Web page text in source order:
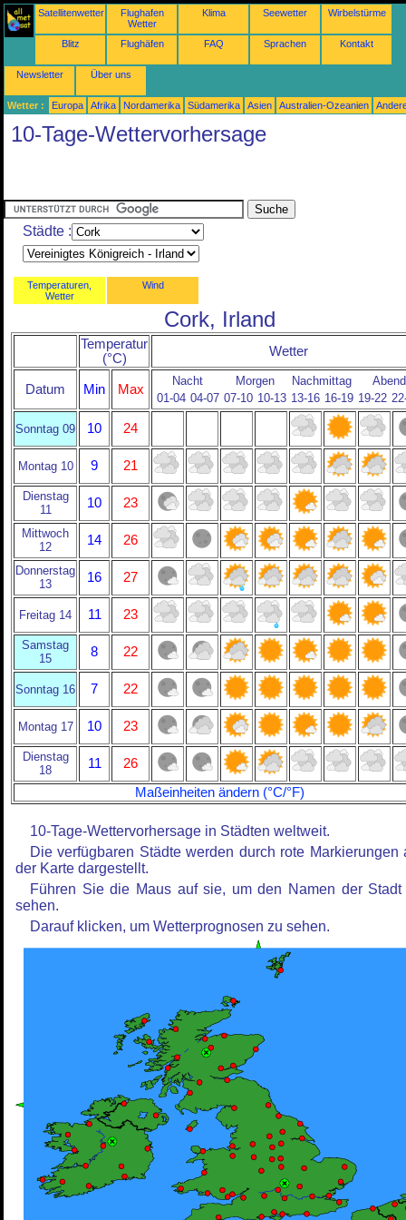
Satellitenwetter
Flughafen
Wetter
Klima Seewetter Wirbelstürme
Blitz Flughäfen FAQ Sprachen Kontakt
Newsletter Über uns
Wetter : Europa Afrika Nordamerika Südamerika Asien Australien-Ozeanien
10-Tage-Wettervorhersage
Städte :
Temperaturen,
Wetter
Wind
Cork, Irland
Temperatur
(°C)
Wetter
Datum Min Max
Nacht Morgen Nachmittag
Abend
01-04 04-07 07-10 10-13 13-16 16-19 19-22
Sonntag 09 10 24
Montag 10 9 21
Dienstag
11
10 23
Mittwoch
12
14 26
Donnerstag
13
16 27
Freitag 14 11 23
Samstag
15
8 22
Sonntag 16 7 22
Montag 17 10 23
Dienstag
18
11
26
Maßeinheiten ändern (°C/°F)
10-Tage-Wettervorhersage in Städten weltweit.
Die verfügbaren Städte werden durch rote Markierungen
der Karte dargestellt.
Führen Sie die Maus auf sie, um den Namen der Stadt
sehen.
Darauf klicken, um Wetterprognosen zu sehen.